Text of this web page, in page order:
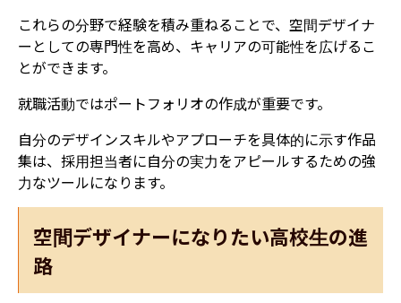
これらの分野で経験を積み重ねることで、空間デザイナ
ーとしての専門性を高め、キャリアの可能性を広げるこ
とができます。
就職活動ではポートフォリオの作成が重要です。
自分のデザインスキルやアプローチを具体的に示す作品
集は、採用担当者に自分の実力をアピールするための強
力なツールになります。
空間デザイナーになりたい高校生の進
路